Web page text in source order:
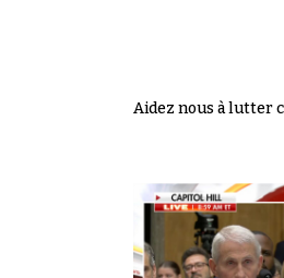
Aidez nous à lutter